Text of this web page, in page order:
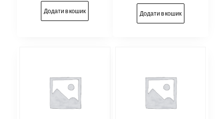
Додати в кошик Додати в кошик